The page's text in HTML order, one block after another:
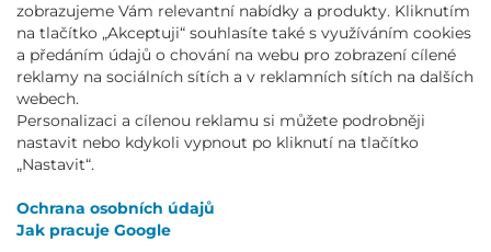
PÁNSKÉ BERMUDY MURANO černé
299.00 Kč
zobrazujeme Vám relevantní nabídky a produkty. Kliknutím
na tlačítko „Akceptuji“ souhlasíte také s využíváním cookies
a předáním údajů o chování na webu pro zobrazení cílené
reklamy na sociálních sítích a v reklamních sítích na dalších
webech.
Personalizaci a cílenou reklamu si můžete podrobněji
nastavit nebo kdykoli vypnout po kliknutí na tlačítko
„Nastavit“.
Ochrana osobních údajů
Jak pracuje Google